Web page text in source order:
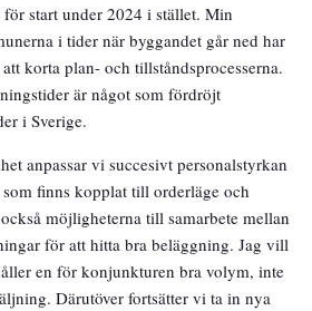
start under 2024 i stället. Min
i tider när byggandet går ned har
korta plan- och tillståndsprocesserna.
är något som fördröjt
i Sverige.
anpassar vi succesivt personalstyrkan
finns kopplat till orderläge och
möjligheterna till samarbete mellan
för att hitta bra beläggning. Jag vill
en för konjunkturen bra volym, inte
Därutöver fortsätter vi ta in nya